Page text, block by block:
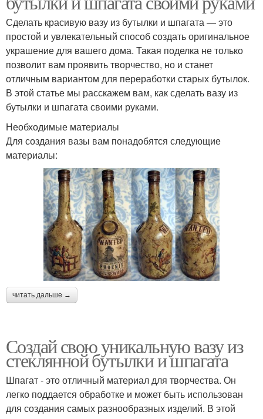
Сделать красивую вазу из бутылки и шпагата — это
простой и увлекательный способ создать оригинальное
украшение для вашего дома. Такая поделка не только
позволит вам проявить творчество, но и станет
отличным вариантом для переработки старых бутылок.
В этой статье мы расскажем вам, как сделать вазу из
бутылки и шпагата своими руками.
Необходимые материалы
Для создания вазы вам понадобятся следующие
материалы:
читать дальше →
Создай свою уникальную вазу из
стеклянной бутылки и шпагата
Шпагат - это отличный материал для творчества. Он
легко поддается обработке и может быть использован
для создания самых разнообразных изделий. В этой